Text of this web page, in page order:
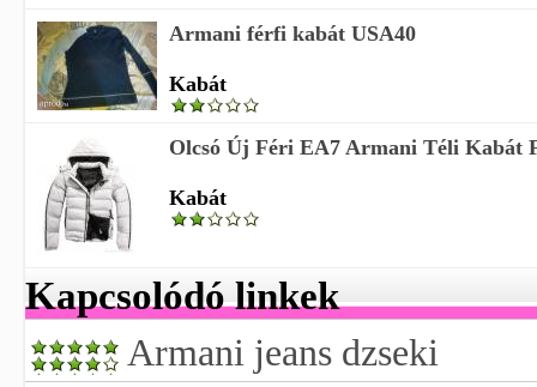
Armani férfi kabát USA40
Kabát
Olcsó Új Féri EA7 Armani Téli Kabát
Kabát
Kapcsolódó linkek
Armani jeans dzseki